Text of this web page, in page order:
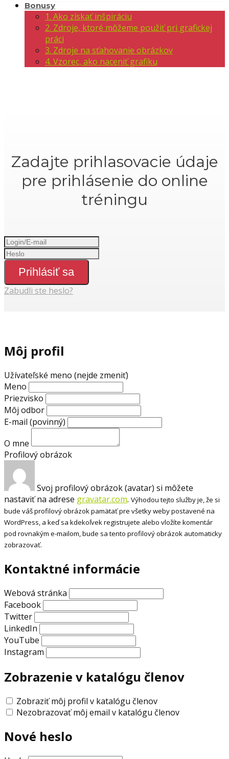
Bonusy
1. Ako získať inšpiráciu
2. Zdroje, ktoré môžeme použiť pri grafickej
práci
3. Zdroje na sťahovanie obrázkov
4. Vzorec, ako naceniť grafiku
Zadajte prihlasovacie údaje
pre prihlásenie do online
tréningu
Prihlásiť sa
Zabudli ste heslo?
Môj profil
Užívateľské meno (nejde zmeniť)
Meno
Priezvisko
Môj odbor
E-mail (povinný)
O mne
Profilový obrázok
Svoj profilový obrázok (avatar) si môžete
nastaviť na adrese gravatar.com. Výhodou tejto služby je, že si
bude váš profilový obrázok pamätať pre všetky weby postavené na
WordPress, a keď sa kdekoľvek registrujete alebo vložíte komentár
pod rovnakým e-mailom, bude sa tento profilový obrázok automaticky
zobrazovať.
Kontaktné informácie
Webová stránka
Facebook
Twitter
LinkedIn
YouTube
Instagram
Zobrazenie v katalógu členov
Zobraziť môj profil v katalógu členov
Nezobrazovať môj email v katalógu členov
Nové heslo